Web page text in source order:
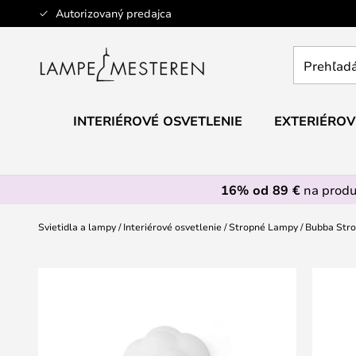
Autorizovaný predajca
Skip
to
obchod
INTERIÉROVÉ OSVETLENIE
16% od 89 €na
Svietidla a lampy Interiérové osvetlenie Stropné Lampy Bubba